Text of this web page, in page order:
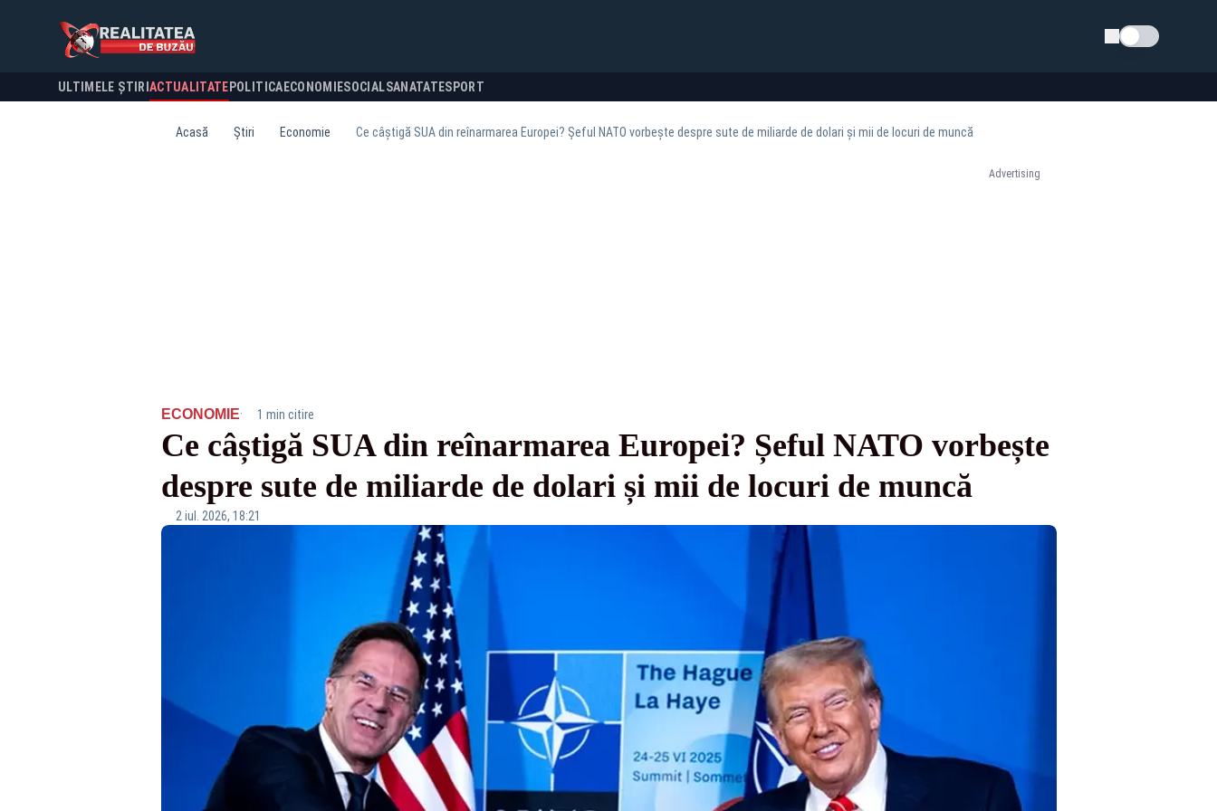
Schimba tema
ULTIMELE ȘTIRI ACTUALITATE POLITICA ECONOMIESOCIALSANATATESPORT
Acasă Știri Economie Ce câștigă SUA din reînarmarea Europei? Șeful NATO vorbește despre sute de miliarde de dolari și mii de locuri de muncă
Advertising
ECONOMIE· 1 min citire
Ce câștigă SUA din reînarmarea Europei? Șeful NATO vorbește
despre sute de miliarde de dolari și mii de locuri de muncă
2 iul. 2026, 18:21